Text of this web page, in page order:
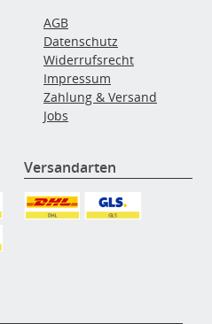
AGB
Datenschutz
Widerrufsrecht
Impressum
Zahlung & Versand
Jobs
Versandarten